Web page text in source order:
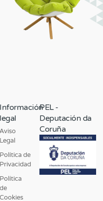
Información
legal
Aviso
Legal
Política de
Privacidad
Política
de
Cookies
PEL -
Deputación da
Coruña